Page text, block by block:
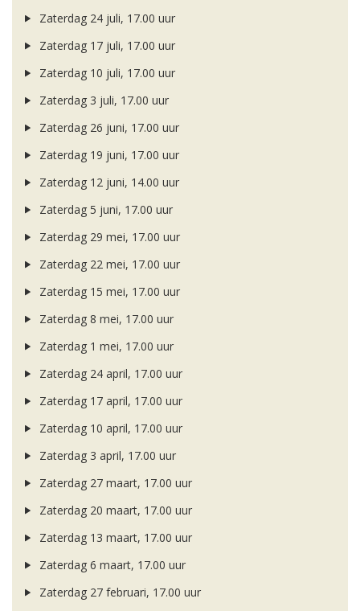
Zaterdag 24 juli, 17.00 uur
Zaterdag 17 juli, 17.00 uur
Zaterdag 10 juli, 17.00 uur
Zaterdag 3 juli, 17.00 uur
Zaterdag 26 juni, 17.00 uur
Zaterdag 19 juni, 17.00 uur
Zaterdag 12 juni, 14.00 uur
Zaterdag 5 juni, 17.00 uur
Zaterdag 29 mei, 17.00 uur
Zaterdag 22 mei, 17.00 uur
Zaterdag 15 mei, 17.00 uur
Zaterdag 8 mei, 17.00 uur
Zaterdag 1 mei, 17.00 uur
Zaterdag 24 april, 17.00 uur
Zaterdag 17 april, 17.00 uur
Zaterdag 10 april, 17.00 uur
Zaterdag 3 april, 17.00 uur
Zaterdag 27 maart, 17.00 uur
Zaterdag 20 maart, 17.00 uur
Zaterdag 13 maart, 17.00 uur
Zaterdag 6 maart, 17.00 uur
Zaterdag 27 februari, 17.00 uur